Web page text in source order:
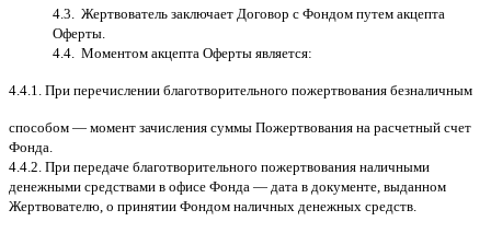
4.3. Жертвователь заключает Договор c Фондом путем акцепта
Оферты
4.4. Моментом акцепта Оферты является:
4.4.1. При перечислении благотворительного пожертвования безналичным
способом — момент зачисления суммы Пожертвования на расчетный счет
Фонда
4.4.2. При передаче благотворительного пожертвования наличными
денежными средствами в офисе Фонда — дата в документе выданном
Жертвователю o принятии Фондом наличных денежных средств